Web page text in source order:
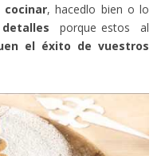
cocinar, hacedlo bien o lo
porque estos al
el éxito de vuestros